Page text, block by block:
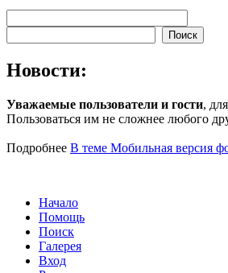
Новости:
Уважаемые пользователи и гости,
Пользоваться им не сложнее любого
Подробнее В теме Мобильная версия
Начало
Помощь
Поиск
Галерея
Вход